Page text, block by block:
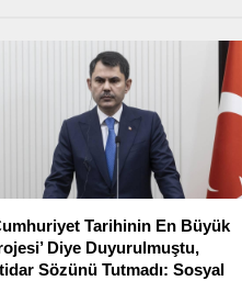
Tarihinin En Büyük
Diye Duyurulmuştu,
Sözünü Tutmadı: Sosyal